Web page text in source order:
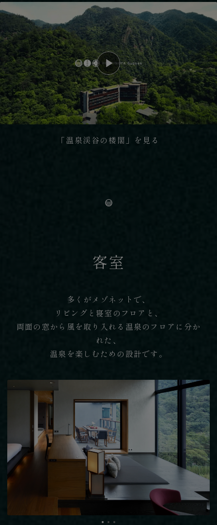
「温泉渓谷の楼閣」を見る
客室
多くがメゾネットで、
リビングと寝室のフロアと、
両面の窓から風を取り入れる温泉のフロアに分か
れた、
温泉を楽しむための設計です。